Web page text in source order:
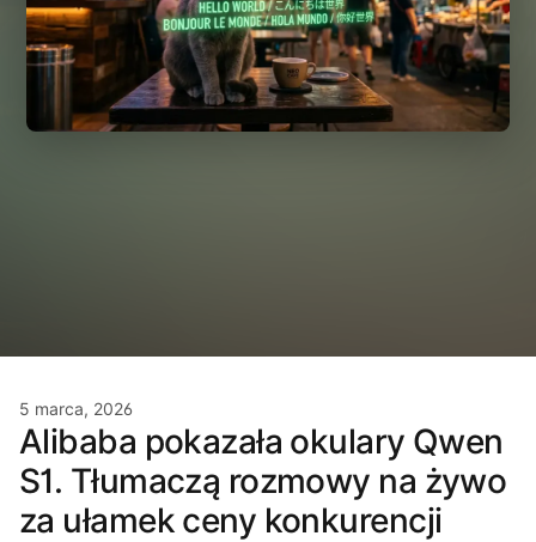
5 marca, 2026
Alibaba pokazała okulary Qwen
S1. Tłumaczą rozmowy na żywo
za ułamek ceny konkurencji